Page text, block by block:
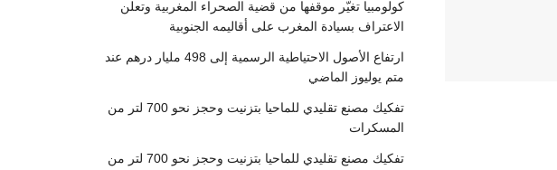
كولومبيا تغيّر موقفها من قضية الصحراء المغربية وتعلن
الاعتراف بسيادة المغرب على أقاليمه الجنوبية
ارتفاع الأصول الاحتياطية الرسمية إلى 498 مليار درهم عند
متم يوليوز الماضي
تفكيك مصنع تقليدي للماحيا بتزنيت وحجز نحو 700 لتر من
المسكرات
تفكيك مصنع تقليدي للماحيا بتزنيت وحجز نحو 700 لتر من